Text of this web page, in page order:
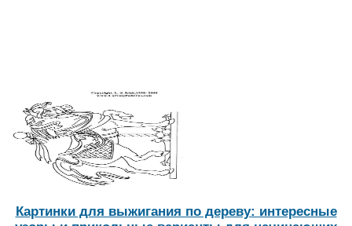
Картинки для выжигания по дереву: интересные